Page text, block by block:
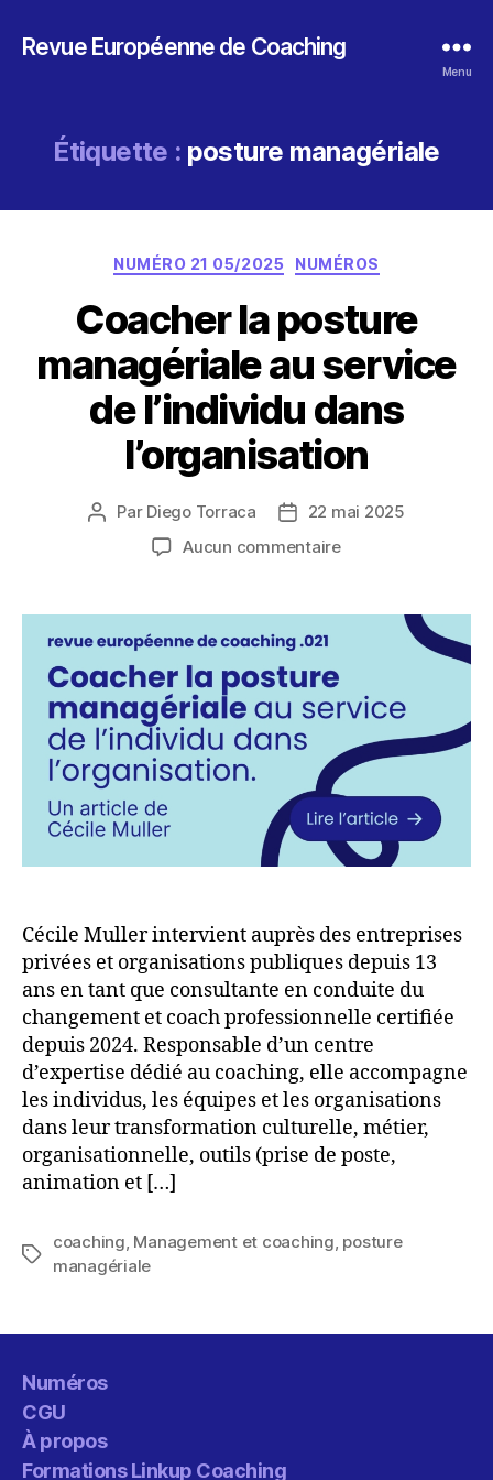
Revue Européenne de Coaching
Menu
Étiquette : posture managériale
Catégories
NUMÉRO 21 05/2025 NUMÉROS
Coacher la posture
managériale au service
de l’individu dans
l’organisation
Auteur
Par Diego Torraca
Date22 mai 2025
Aucun commentairesur
posture
managériale
service
de
l’individu
dans
Cécile Muller intervient auprès des entreprises
privées et organisations publiques depuis 13
ans en tant que consultante en conduite du
changement et coach professionnelle certifiée
depuis 2024. Responsable d’un centre
d’expertise dédié au coaching, elle accompagne
les individus, les équipes et les organisations
dans leur transformation culturelle, métier,
organisationnelle, outils (prise de poste,
animation et […]
Étiquettes
coaching, Management et coaching, posture
managériale
Numéros
CGU
À propos
Formations Linkup Coaching